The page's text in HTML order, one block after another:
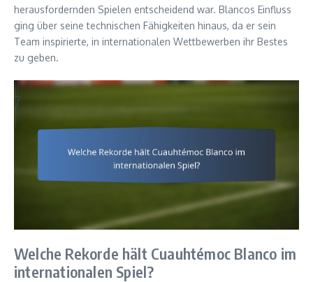
herausfordernden Spielen entscheidend war. Blancos Einfluss
ging über seine technischen Fähigkeiten hinaus, da er sein
Team inspirierte, in internationalen Wettbewerben ihr Bestes
zu geben.
Welche Rekorde hält Cuauhtémoc Blanco im
internationalen Spiel?